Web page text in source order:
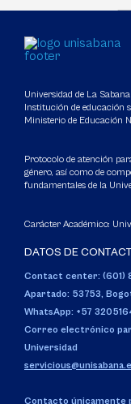
Universidad de La Sabana
Institución de educación
Ministerio de Educación
Protocolo de atención
género, así como de
fundamentales de la
Carácter Académico:
DATOS DE
Contact center: (601)
Apartado: 53753,
WhatsApp: +57
Correo electrónico
Universidad
Contacto únicamente